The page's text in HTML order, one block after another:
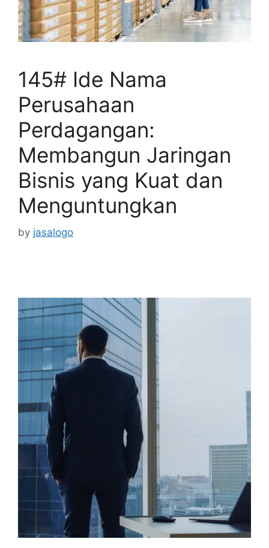
145# Ide Nama
Perusahaan
Perdagangan:
Membangun Jaringan
Bisnis yang Kuat dan
Menguntungkan
by jasalogo